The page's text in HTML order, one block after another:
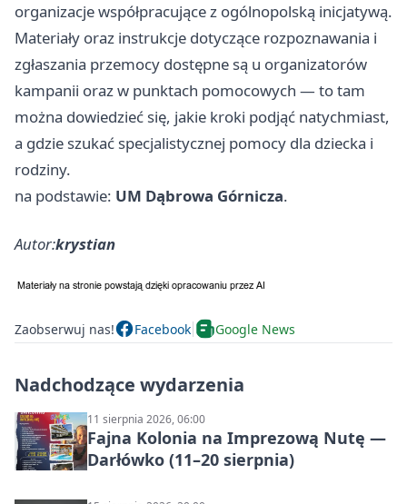
organizacje współpracujące z ogólnopolską inicjatywą.
Materiały oraz instrukcje dotyczące rozpoznawania i
zgłaszania przemocy dostępne są u organizatorów
kampanii oraz w punktach pomocowych — to tam
można dowiedzieć się, jakie kroki podjąć natychmiast,
a gdzie szukać specjalistycznej pomocy dla dziecka i
rodziny.
na podstawie: UM Dąbrowa Górnicza.
Autor:krystian
Zaobserwuj nas! Facebook Google News
Nadchodzące wydarzenia
11 sierpnia 2026, 06:00
Fajna Kolonia na Imprezową Nutę —
Darłówko (11–20 sierpnia)